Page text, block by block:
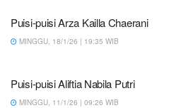
Puisi-puisi Arza Kailla Chaerani
MINGGU, 18/1/26 | 19:35 WIB
Puisi-puisi Aliftia Nabila Putri
MINGGU, 11/1/26 | 09:26 WIB